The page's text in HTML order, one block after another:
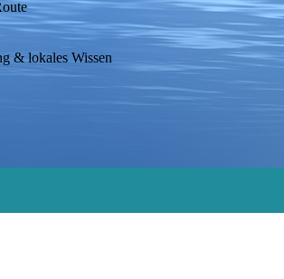
& lokales Wissen